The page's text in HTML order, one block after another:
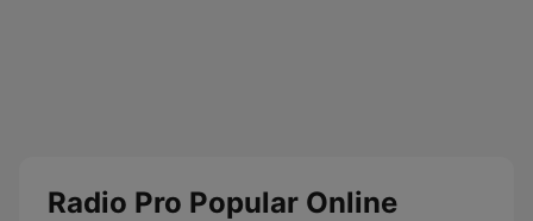
Radio Pro Popular Online